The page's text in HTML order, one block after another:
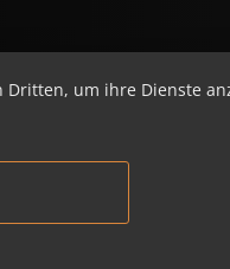
Dritten, um ihre Dienste